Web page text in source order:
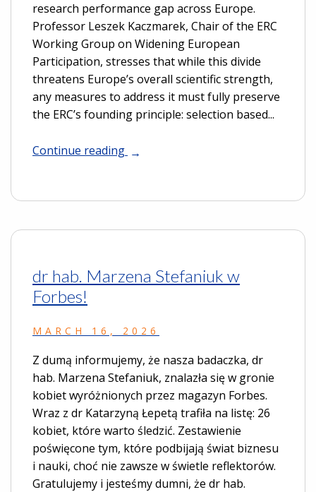
research performance gap across Europe.
Professor Leszek Kaczmarek, Chair of the ERC
Working Group on Widening European
Participation, stresses that while this divide
threatens Europe’s overall scientific strength,
any measures to address it must fully preserve
the ERC’s founding principle: selection based...
Continue reading
dr hab. Marzena Stefaniuk w
Forbes!
MARCH 16, 2026
Z dumą informujemy, że nasza badaczka, dr
hab. Marzena Stefaniuk, znalazła się w gronie
kobiet wyróżnionych przez magazyn Forbes.
Wraz z dr Katarzyną Łepetą trafiła na listę: 26
kobiet, które warto śledzić. Zestawienie
poświęcone tym, które podbijają świat biznesu
i nauki, choć nie zawsze w świetle reflektorów.
Gratulujemy i jesteśmy dumni, że dr hab.